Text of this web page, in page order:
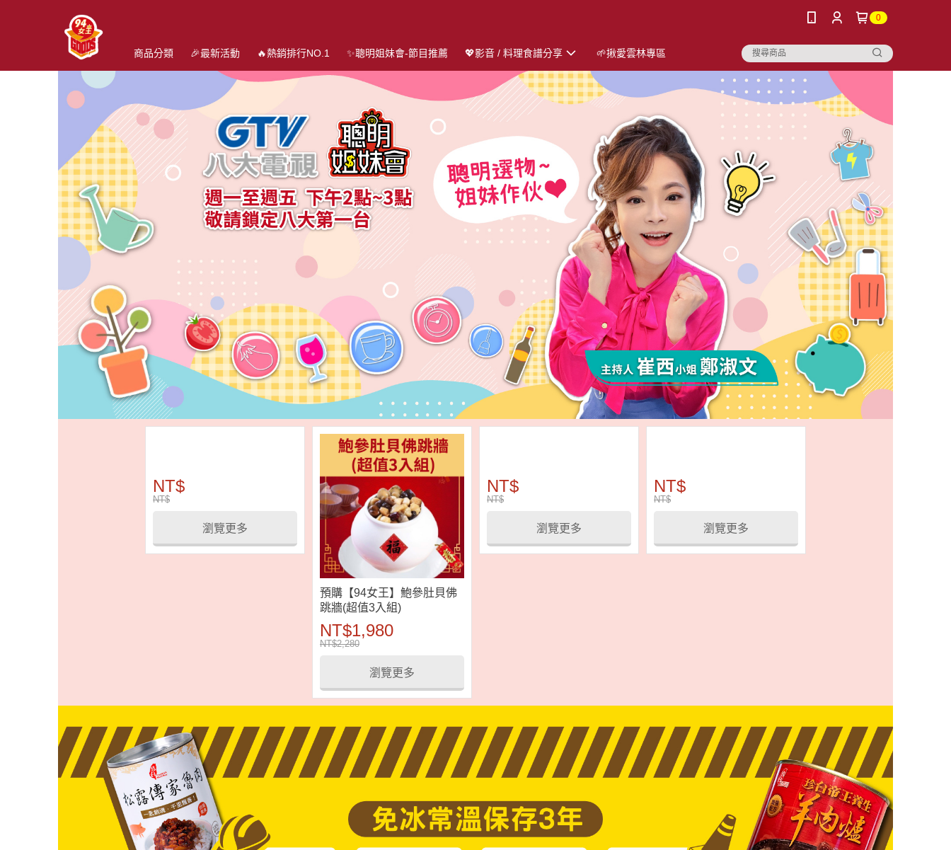
0
商品分類 🎉最新活動 🔥熱銷排行NO.1 ✨聰明姐妹會-節目推薦 💖影音 / 料理食譜分享 🌱揪愛雲林專區
NT$
NT$
瀏覽更多
預購【94女王】鮑參肚貝佛
跳牆(超值3入組)
NT$1,980
NT$2,280
瀏覽更多
NT$
NT$
瀏覽更多
NT$
NT$
瀏覽更多